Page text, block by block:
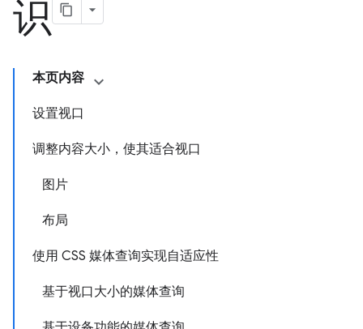
识
本页内容
设置视口
调整内容大小，使其适合视口
图片
布局
使用 CSS 媒体查询实现自适应性
基于视口大小的媒体查询